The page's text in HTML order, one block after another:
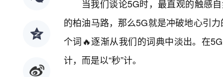
当我们谈论5G时，最直观的触感
的柏油马路，那么5G就是冲破地心引
个词🔥逐渐从我们的词典中淡出。在
计，而是以“秒”计。